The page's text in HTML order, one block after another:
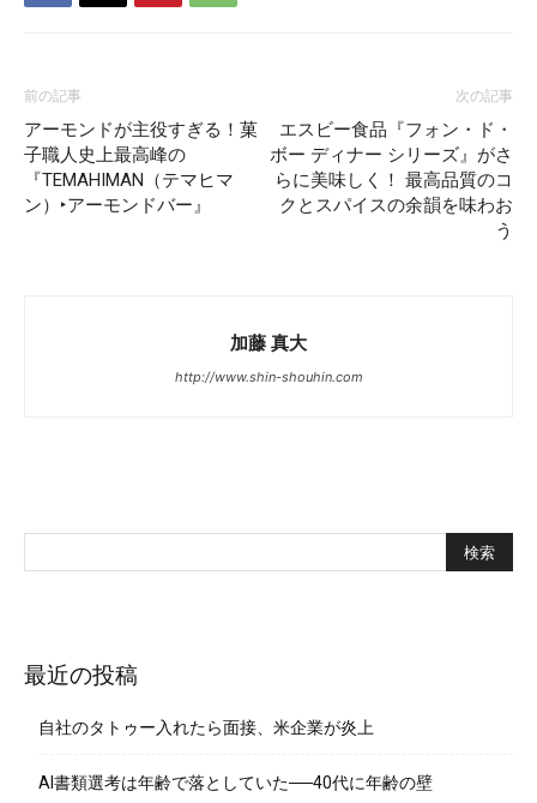
前の記事
アーモンドが主役すぎる！菓
子職人史上最高峰の
『TEMAHIMAN（テマヒマ
ン）‣アーモンドバー』
次の記事
エスビー食品『フォン・ド・
ボー ディナー シリーズ』がさ
らに美味しく！ 最高品質のコ
クとスパイスの余韻を味わお
う
加藤 真大
http://www.shin-shouhin.com
最近の投稿
自社のタトゥー入れたら面接、米企業が炎上
AI書類選考は年齢で落としていた──40代に年齢の壁